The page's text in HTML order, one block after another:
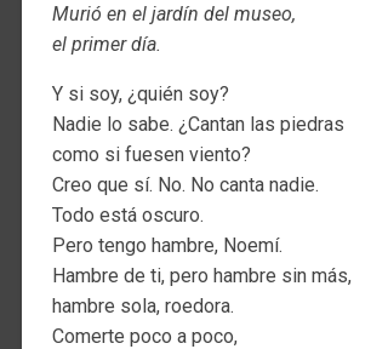
Murió en el jardín del museo,
el primer día.
Y si soy, ¿quién soy?
Nadie lo sabe. ¿Cantan las piedras
como si fuesen viento?
Creo que sí. No. No canta nadie.
Todo está oscuro.
Pero tengo hambre, Noemí.
Hambre de ti, pero hambre sin más,
hambre sola, roedora.
Comerte poco a poco,